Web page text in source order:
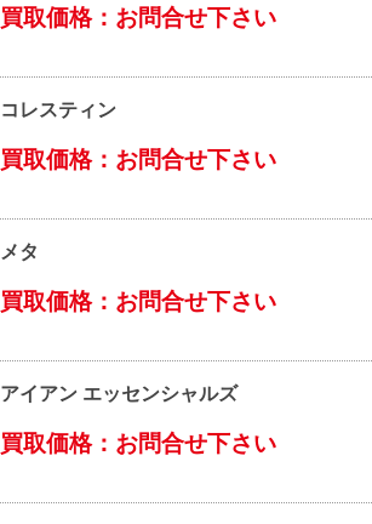
買取価格：お問合せ下さい
コレスティン
買取価格：お問合せ下さい
メタ
買取価格：お問合せ下さい
アイアン エッセンシャルズ
買取価格：お問合せ下さい